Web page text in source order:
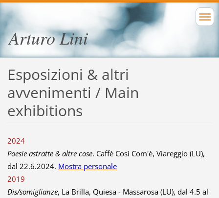
Arturo Lini
Esposizioni & altri
avvenimenti / Main
exhibitions
2024
Poesie astratte & altre cose. Caffè Così Com'è, Viareggio (LU),
dal 22.6.2024. Mostra personale
2019
Dis/somiglianze, La Brilla, Quiesa - Massarosa (LU), dal 4.5 al